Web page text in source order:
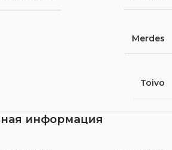
Merdes
Toivo
информация